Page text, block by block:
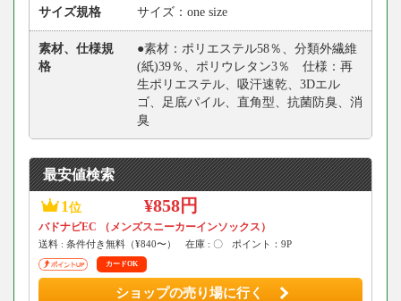
サイズ規格 サイズ：one size
素材、仕様規
格
●素材：ポリエステル58％、分類外繊維
(紙)39％、ポリウレタン3％ 仕様：再
生ポリエステル、吸汗速乾、3Dエル
ゴ、足底パイル、直角型、抗菌防臭、消
臭
最安値検索
1 位 ¥858円
バドナビEC （メンズスニーカーインソックス）
送料 : 条件付き無料（¥840〜） 在庫 : 〇 ポイント：9P
カードOK
ショップの売り場に行く